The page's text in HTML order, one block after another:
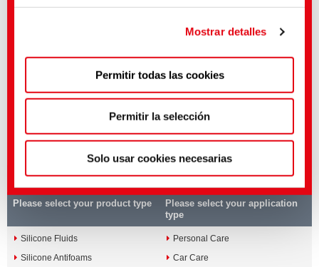
aplica la decisión de adecuación de la Comisión de la
UE con arreglo al artículo 45 del RGPD.
Puedes hacer ajustes más precisos aquí o en nuestra
política de privacidad.(Impresión)
Mostrar detalles
Permitir todas las cookies
Permitir la selección
Solo usar cookies necesarias
Personal Care | Silicone
Home Care and Car Care
Get more information onwww.cht-silicones.com
Please select your product type
Please select your application
type
Silicone Fluids
Silicone Antifoams
Personal Care
Car Care